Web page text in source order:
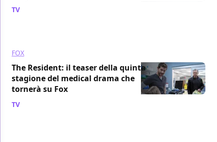
TV
FOX
The Resident: il teaser della quinta
stagione del medical drama che
tornerà su Fox
TV